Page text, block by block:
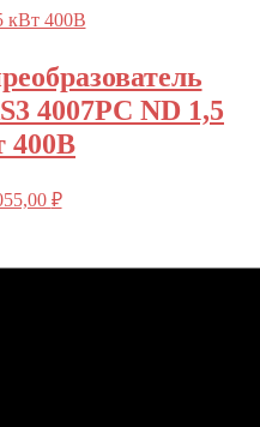
4007PC ND 1,5
400В
₽